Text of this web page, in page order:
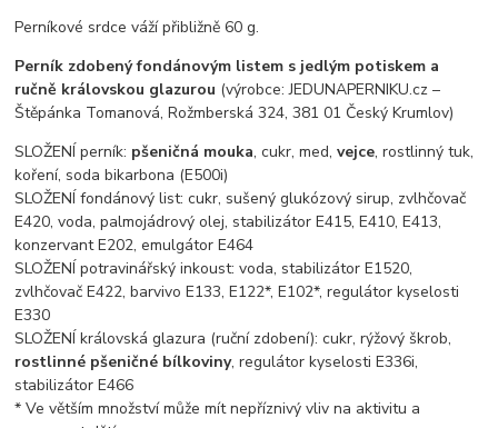
Perníkové srdce váží přibližně 60 g.
Perník zdobený fondánovým listem s jedlým potiskem a
ručně královskou glazurou (výrobce: JEDUNAPERNIKU.cz –
Štěpánka Tomanová, Rožmberská 324, 381 01 Český Krumlov)
SLOŽENÍ perník: pšeničná mouka, cukr, med,vejce, rostlinný tuk,
koření, soda bikarbona (E500i)
SLOŽENÍ fondánový list: cukr, sušený glukózový sirup, zvlhčovač
E420, voda, palmojádrový olej, stabilizátor E415, E410, E413,
konzervant E202, emulgátor E464
SLOŽENÍ potravinářský inkoust: voda, stabilizátor E1520,
zvlhčovač E422, barvivo E133, E122*, E102*, regulátor kyselosti
E330
SLOŽENÍ královská glazura (ruční zdobení): cukr, rýžový škrob,
rostlinné pšeničné bílkoviny, regulátor kyselosti E336i,
stabilizátor E466
* Ve větším množství může mít nepříznivý vliv na aktivitu a